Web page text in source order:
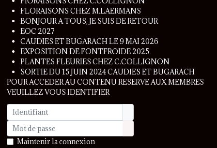
FLORAISONS CHEZ M.LAERMANS
BONJOUR A TOUS, JE SUIS DE RETOUR
EOC 2027
CAUDIES ET BUGARACH LE 9 MAI 2026
EXPOSITION DE FONTFROIDE 2025
PLANTES FLEURIES CHEZ C.COLLIGNON
SORTIE DU 15 JUIN 2024 CAUDIES ET BUGARACH
POUR ACCEDER AU CONTENU RESERVE AUX MEMBRES
VEUILLEZ VOUS IDENTIFIER
Identifiant
Mot de passe
Afficher le mot de passe
Maintenir la connexion